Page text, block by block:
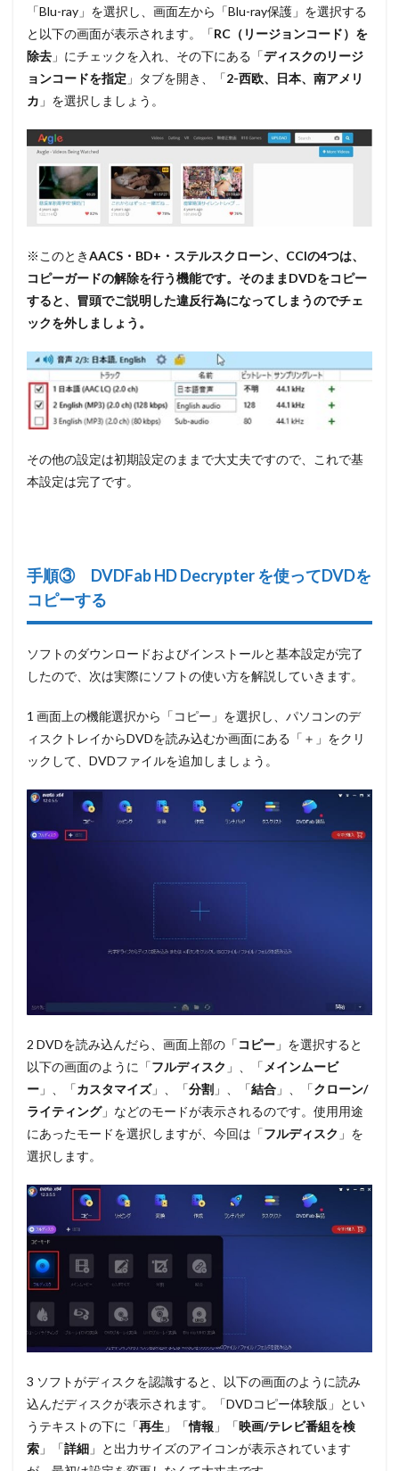
「Blu-ray」を選択し、画面左から 「Blu-ray保護」 を選択する
と以下の画面が表示されます。
「RC（リージョンコード）を
除去 」 にチェックを入れ、その下にある 「ディスクのリージ
ョンコードを指定 」 タブを開き、 「2-西欧、日本、南アメリ
カ 」 を選択しましょう。
※このときAACS・BD+・ステルスクローン、CCIの4つは、
コピーガードの解除を行う機能です。そのままDVDをコピー
すると、冒頭でご説明した違反行為になってしまうのでチェ
ックを外しましょう。
その他の設定は初期設定のままで大丈夫ですので、これで基
本設定は完了です。
手順③ DVDFab HD Decrypter を使ってDVDを
コピーする
ソフトのダウンロードおよびインストールと基本設定が完了
したので、次は実際にソフトの使い方を解説していきます。
1 画面上の機能選択から 「コピー」 を選択し、パソコンのデ
ィスクトレイからDVDを読み込むか画面にある 「＋」 をクリ
ックして、DVDファイルを追加しましょう。
2 DVDを読み込んだら、画面上部の 「コピー 」 を選択すると
以下の画面のように 「フルディスク 」、「 メインムービ
ー 」、「カスタマイズ」、「分割 」、「結合 」、「クローン/
ライティング」 などのモードが表示されるのです。使用用途
にあったモードを選択しますが、今回は 「フルディスク 」 を
選択します。
3 ソフトがディスクを認識すると、以下の画面のように読み
込んだディスクが表示されます。「DVDコピー体験版」とい
うテキストの下に「再生 」「情報 」「映画/テレビ番組を検
索 」「詳細 」と出力サイズのアイコンが表示されています